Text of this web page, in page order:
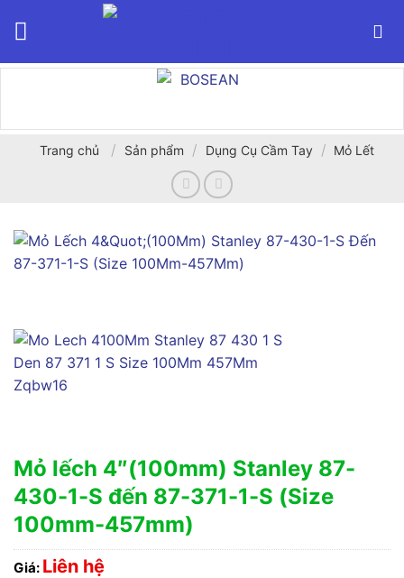
Trang chủ / Sản phẩm / Dụng Cụ Cầm Tay / Mỏ Lết
Mỏ lếch 4″(100mm) Stanley 87-
430-1-S đến 87-371-1-S (Size
100mm-457mm)
Giá: Liên hệ